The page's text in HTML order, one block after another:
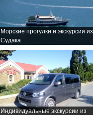
Морские прогулки и экскурсии из
Судака
Индивидуальные экскурсии из